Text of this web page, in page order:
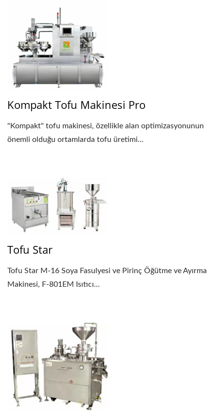
Kompakt Tofu Makinesi Pro
"Kompakt" tofu makinesi, özellikle alan optimizasyonunun
önemli olduğu ortamlarda tofu üretimi...
Tofu Star
Tofu Star M-16 Soya Fasulyesi ve Pirinç Öğütme ve Ayırma
Makinesi, F-801EM Isıtıcı...